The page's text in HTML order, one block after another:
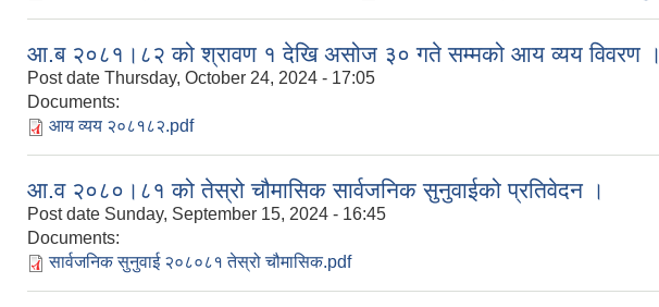
आ.ब २०८१।८२ को श्रावण १ देखि असोज ३० गते सम्मको आय व्यय विवरण ।
Post date Thursday, October 24, 2024 - 17:05
Documents:
आय व्यय २०८१८२.pdf
आ.व २०८०।८१ को तेस्रो चौमासिक सार्वजनिक सुनुवाईको प्रतिवेदन ।
Post date Sunday, September 15, 2024 - 16:45
Documents:
सार्वजनिक सुनुवाई २०८०८१ तेस्रो चौमासिक.pdf